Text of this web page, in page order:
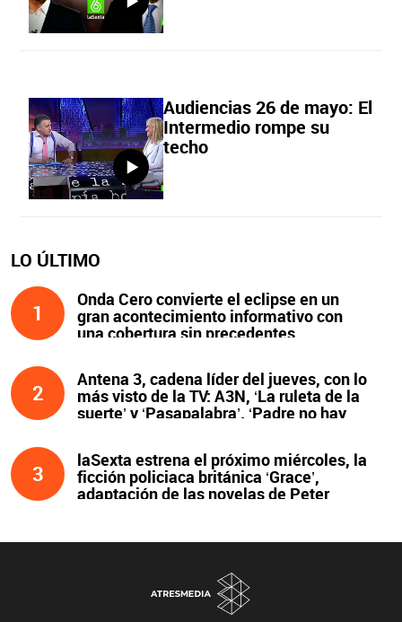
Audiencias 26 de mayo: El
Intermedio rompe su
techo
LO ÚLTIMO
1
Onda Cero convierte el eclipse en un
gran acontecimiento informativo con
una cobertura sin precedentes
2
Antena 3, cadena líder del jueves, con lo
más visto de la TV: A3N, ‘La ruleta de la
suerte’ y ‘Pasapalabra’. ‘Padre no hay
3
laSexta estrena el próximo miércoles, la
ficción policiaca británica ‘Grace’,
adaptación de las novelas de Peter